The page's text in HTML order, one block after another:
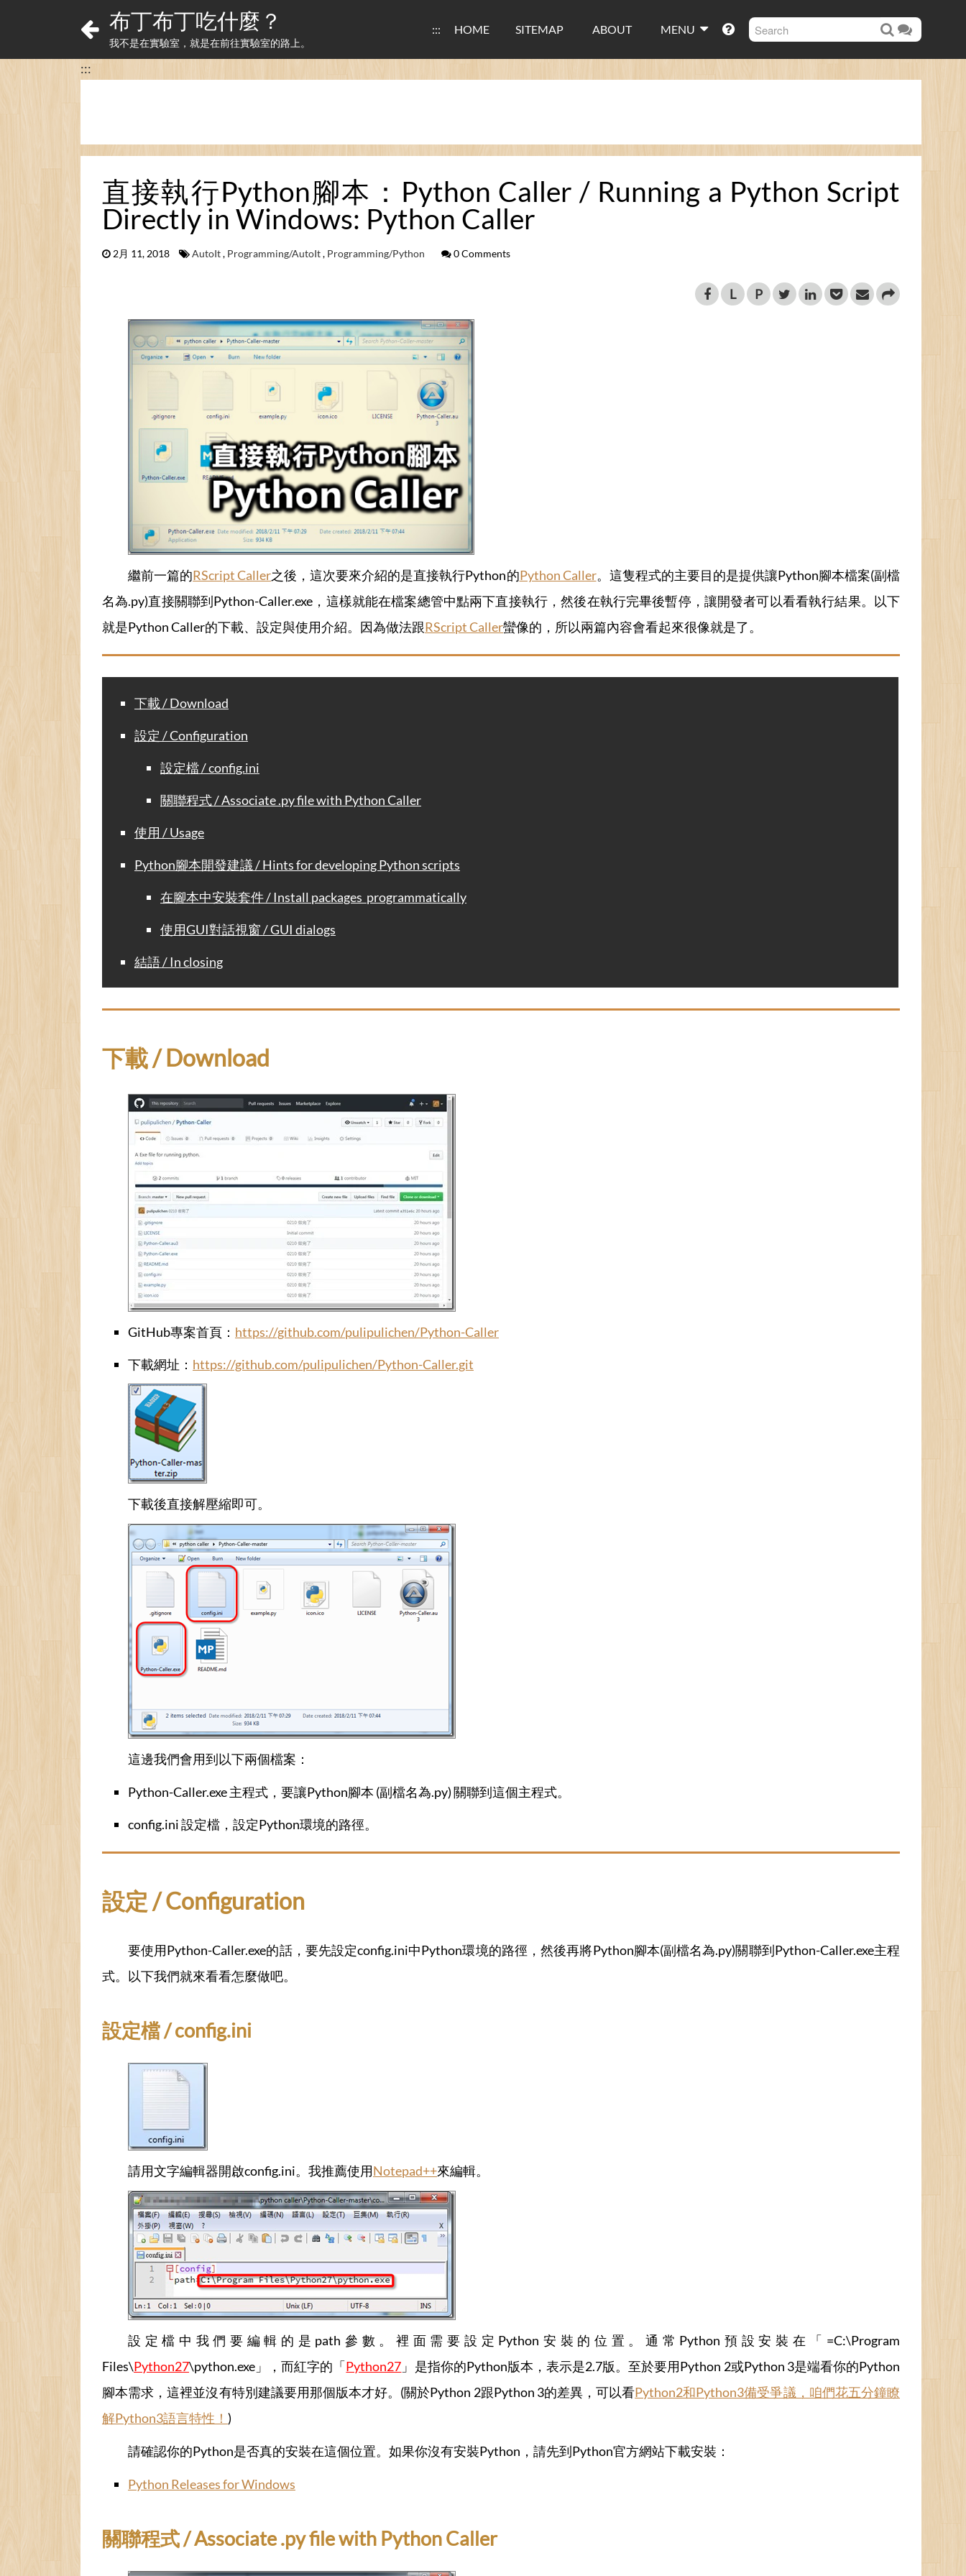
布丁布丁吃什麼？
我不是在實驗室，就是在前往實驗室的路上。
::: HOME SITEMAP ABOUT MENU
:::
直接執行Python腳本：Python Caller / Running a Python Script
Directly in Windows: Python Caller
2月 11, 2018 AutoIt, Programming/AutoIt, Programming/Python 0 Comments
L P
繼前一篇的RScript Caller之後，這次要來介紹的是直接執行Python的Python Caller。這隻程式的主要目的是提供讓Python腳本檔案(副檔
名為.py)直接關聯到Python-Caller.exe，這樣就能在檔案總管中點兩下直接執行，然後在執行完畢後暫停，讓開發者可以看看執行結果。以下
就是Python Caller的下載、設定與使用介紹。因為做法跟RScript Caller蠻像的，所以兩篇內容會看起來很像就是了。
下載 / Download
設定 / Configuration
設定檔 / config.ini
關聯程式 / Associate .py file with Python Caller
使用 / Usage
Python腳本開發建議 / Hints for developing Python scripts
在腳本中安裝套件 / Install packages programmatically
使用GUI對話視窗 / GUI dialogs
結語 / In closing
下載 / Download
GitHub專案首頁： https://github.com/pulipulichen/Python-Caller
下載網址： https://github.com/pulipulichen/Python-Caller.git
下載後直接解壓縮即可。
這邊我們會用到以下兩個檔案：
Python-Caller.exe 主程式，要讓Python腳本 (副檔名為.py) 關聯到這個主程式。
config.ini 設定檔，設定Python環境的路徑。
設定 / Configuration
要使用Python-Caller.exe的話，要先設定config.ini中Python環境的路徑，然後再將Python腳本(副檔名為.py)關聯到Python-Caller.exe主程
式。以下我們就來看看怎麼做吧。
設定檔 / config.ini
請用文字編輯器開啟config.ini。我推薦使用Notepad++來編輯。
設定檔中我們要編輯的是path參數。裡面需要設定Python安裝的位置。通常Python預設安裝在「=C:\Program
Files\Python27\python.exe」，而紅字的「Python27 」是指你的Python版本，表示是2.7版。至於要用Python 2或Python 3是端看你的Python
腳本需求，這裡並沒有特別建議要用那個版本才好。(關於Python 2跟Python 3的差異，可以看Python2和Python3備受爭議，咱們花五分鐘瞭
解Python3語言特性！ )
請確認你的Python是否真的安裝在這個位置。如果你沒有安裝Python，請先到Python官方網站下載安裝：
Python Releases for Windows
關聯程式 / Associate .py file with Python Caller